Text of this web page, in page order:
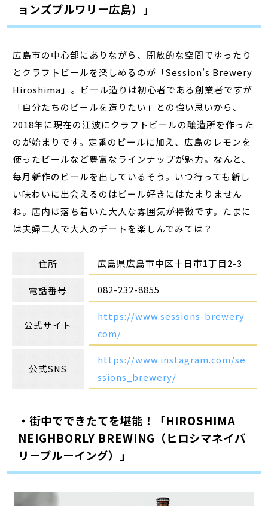
ョンズブルワリー広島）」
広島市の中心部にありながら、開放的な空間でゆったり
とクラフトビールを楽しめるのが「Session’s Brewery
Hiroshima」。ビール造りは初心者である創業者ですが
「自分たちのビールを造りたい」との強い思いから、
2018年に現在の江波にクラフトビールの醸造所を作った
のが始まりです。定番のビールに加え、広島のレモンを
使ったビールなど豊富なラインナップが魅力。なんと、
毎月新作のビールを出しているそう。いつ行っても新し
い味わいに出会えるのはビール好きにはたまりません
ね。店内は落ち着いた大人な雰囲気が特徴です。たまに
は夫婦二人で大人のデートを楽しんでみては？
住所 広島県広島市中区十日市1丁目2-3
電話番号 082-232-8855
公式サイト
https://www.sessions-brewery.
com/
公式SNS
https://www.instagram.com/se
ssions_brewery/
・街中でできたてを堪能！「HIROSHIMA
NEIGHBORLY BREWING（ヒロシマネイバ
リーブルーイング）」